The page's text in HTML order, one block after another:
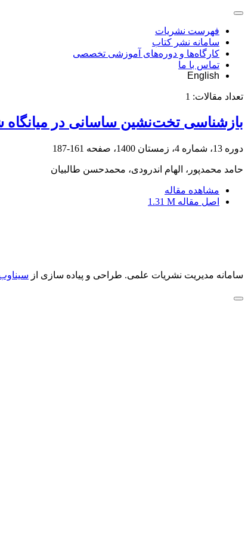
فهرست نشریات
سامانه نشر کتاب
کارگاه‌ها و دوره‌های آموزشی تخصصی
تماس با ما
English
تعداد مقالات: 1
بازشناسی تخت‌نشین ساسانی در میانگاه
دوره 13، شماره 4، زمستان 1400، صفحه 161-187
حامد محمدپور، الهام اندرودی، محمدحسن طالبیان
مشاهده مقاله
اصل مقاله 1.31 M
سامانه مدیریت نشریات علمی. طراحی و پیاده سازی از